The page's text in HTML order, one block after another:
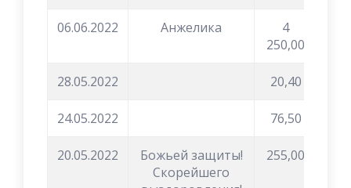
06.06.2022 Анжелика
4
250,00
28.05.2022 20,40
24.05.2022 76,50
20.05.2022
Божьей защиты!
Скорейшего
255,00